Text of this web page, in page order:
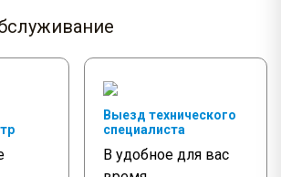
Выезд технического
специалиста
В удобное для вас